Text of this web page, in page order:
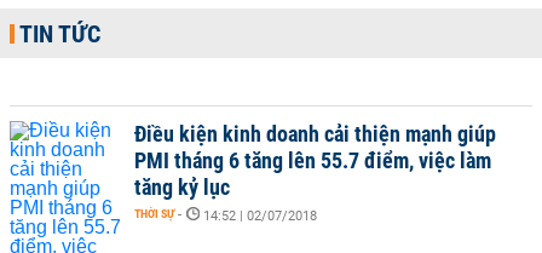
TIN TỨC
Điều kiện kinh doanh cải thiện mạnh giúp
PMI tháng 6 tăng lên 55.7 điểm, việc làm
tăng kỷ lục
THỜI SỰ - 14:52 | 02/07/2018